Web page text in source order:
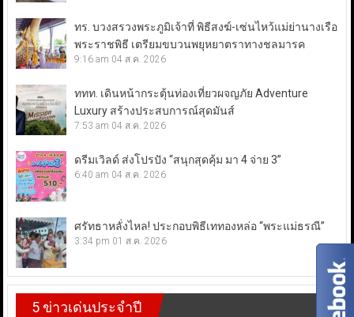
ทร. บวงสรวงพระภูมิเจ้าที่ พิธีสงฆ์-เซ่นไหว้แม่ย่านางเรือ
พระราชพิธี เตรียมขบวนพยุหยาตราทางชลมารค
9:16 am 04 ส.ค. 2026
ททท. เดินหน้ากระตุ้นท่องเที่ยวผจญภัย Adventure
Luxury สร้างประสบการณ์สุดมันส์
7:53 am 04 ส.ค. 2026
ดรีมเวิลด์ ส่งโปรปัง “สนุกสุดคุ้ม มา 4 จ่าย 3”
6:40 am 04 ส.ค. 2026
ศรัทธาหลั่งไหล! ประกอบพิธีเททองหล่อ “พระแม่ธรณี”
3:34 pm 01 ส.ค. 2026
5 ข่าวเด่นประจำปี